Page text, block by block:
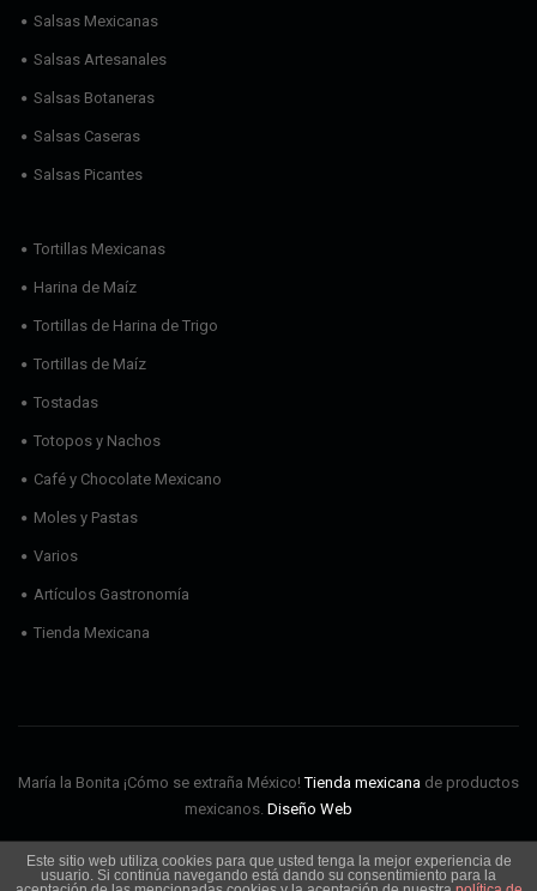
Este sitio web utiliza cookies para que usted tenga la mejor experiencia de
usuario. Si continúa navegando está dando su consentimiento para la
Salsas Mexicanas
Salsas Artesanales
Salsas Botaneras
Salsas Caseras
Salsas Picantes
Tortillas Mexicanas
Harina de Maíz
Tortillas de Harina de Trigo
Tortillas de Maíz
Tostadas
Totopos y Nachos
Café y Chocolate Mexicano
Moles y Pastas
Varios
Artículos Gastronomía
Tienda Mexicana
María la Bonita ¡Cómo se extraña México!Tienda mexicana de productos
mexicanos. Diseño Web
Envíos Aviso Legal Política de cookies
Política de privacidad